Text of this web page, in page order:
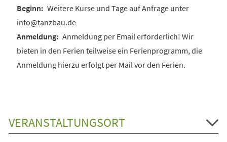
Weitere Kurse und Tage auf Anfrage unter
info@tanzbau.de
Anmeldung per Email erforderlich! Wir
bieten in den Ferien teilweise ein Ferienprogramm, die
Anmeldung hierzu erfolgt per Mail vor den Ferien.
VERANSTALTUNGSORT